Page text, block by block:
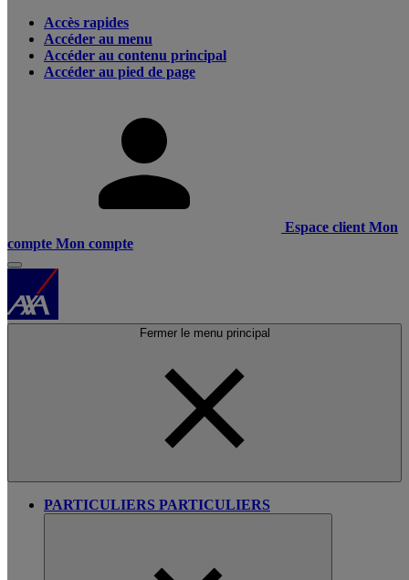
Accès rapides
Accéder au menu
Accéder au contenu principal
Accéder au pied de page
Espace client Mon
compte Mon compte
Fermer le menu principal
PARTICULIERS PARTICULIERS